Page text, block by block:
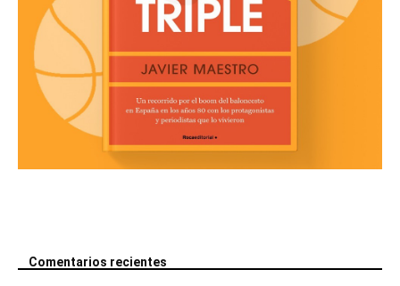
Comentarios recientes